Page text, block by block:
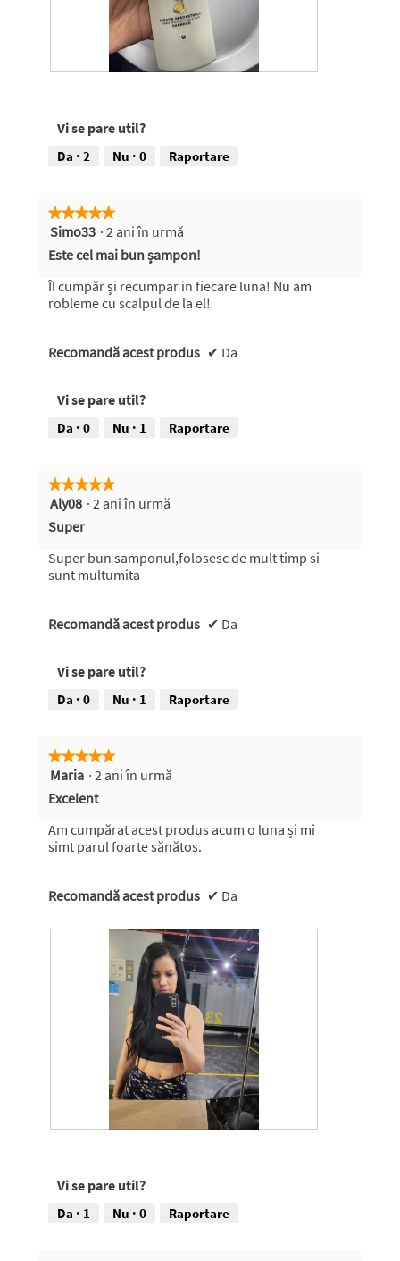
e
n
f
o
t
g
r
i
o
i
e
A
e
a
ă
u
v
a
d
s
c
d
n
d
o
g
m
d
a
Vi se pare util?
Da · 2 Nu · 0 Raportare
★★★★★
★★★★★
5
5
stele.
Simo33 · 2 ani în urmă
Este cel mai bun șampon!
Îl cumpăr și recumpar in fiecare luna! Nu am
robleme cu scalpul de la el!
Recomandă acest produs ✔ Da
Vi se pare util?
Da · 0 Nu · 1 Raportare
★★★★★
★★★★★
5
5
stele.
Aly08 · 2 ani în urmă
Super
Super bun samponul,folosesc de mult timp si
sunt multumita
Recomandă acest produs ✔ Da
Vi se pare util?
Da · 0 Nu · 1 Raportare
★★★★★
★★★★★
5
5
stele.
Maria · 2 ani în urmă
Excelent
Am cumpărat acest produs acum o luna și mi
simt parul foarte sănătos.
Recomandă acest produs ✔ Da
e
n
oVi se pare util?
Da · 1 Nu · 0 Raportare